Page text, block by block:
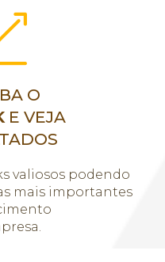
O
E VEJA
valiosos podendo
mais importantes